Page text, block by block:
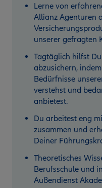
Lerne von
Allianz Agenturen
unserer gefragten
Tagtäglich hilfst
abzusichern,
Bedürfnisse
verstehst und
anbietest.
Du arbeitest eng
zusammen und
Deiner
Theoretisches
Berufsschule und
Außendienst